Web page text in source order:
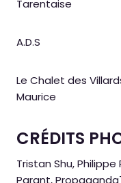
Tarentaise
A.D.S
Le Chalet des
Maurice
CRÉDITS
Tristan Shu, Philippe
Parant,